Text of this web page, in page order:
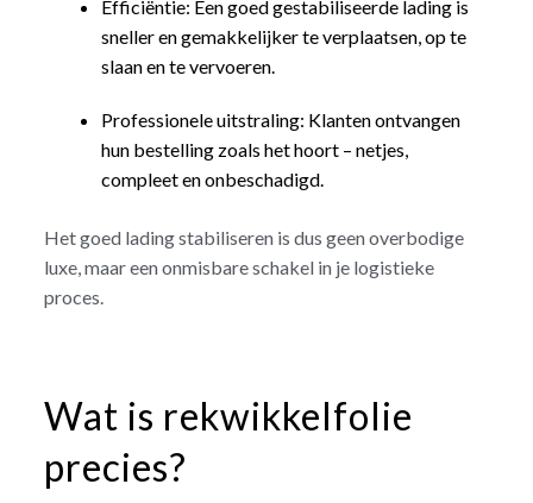
Efficiëntie: Een goed gestabiliseerde lading is
sneller en gemakkelijker te verplaatsen, op te
slaan en te vervoeren.
Professionele uitstraling: Klanten ontvangen
hun bestelling zoals het hoort – netjes,
compleet en onbeschadigd.
Het goed lading stabiliseren is dus geen overbodige
luxe, maar een onmisbare schakel in je logistieke
proces.
Wat is rekwikkelfolie
precies?